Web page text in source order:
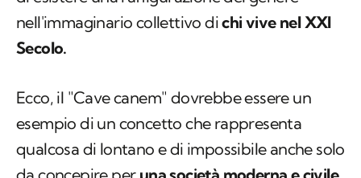
nell'immaginario collettivo dichi vive nel XXI
Secolo.
Ecco, il "Cave canem" dovrebbe essere un
esempio di un concetto che rappresenta
qualcosa di lontano e di impossibile anche solo